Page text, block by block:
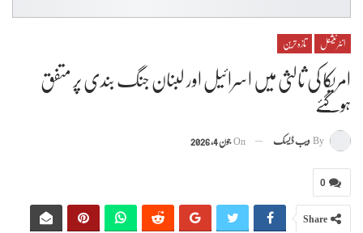
انٹرنیشنل تازہ ترین
امریکا کی ثالثی میں اسرائیل اور لبنان جنگ بندی پر متفق
ہوگئے
By ویب ڈیسک On جون 4, 2026
0
Share